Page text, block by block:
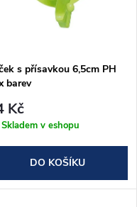
s přísavkou 6,5cm PH
barev
Kč
Skladem v eshopu
DO KOŠÍKU